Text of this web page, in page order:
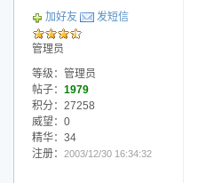
加好友 发短信
管理员
等级：管理员
帖子： 1979
积分：27258
威望：0
精华：34
注册： 2003/12/30 16:34:32